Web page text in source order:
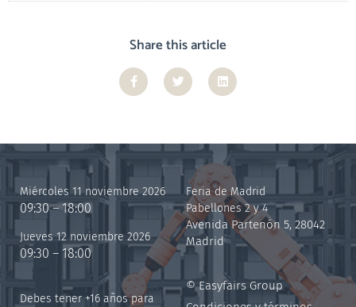
Share this article
Miércoles 11 noviembre 2026
09:30 – 18:00
Jueves 12 noviembre 2026
09:30 – 18:00
Debes tener +16 años para
Feria de Madrid
Pabellones 2 y 4
Avenida Partenón 5, 28042
Madrid
© Easyfairs Group